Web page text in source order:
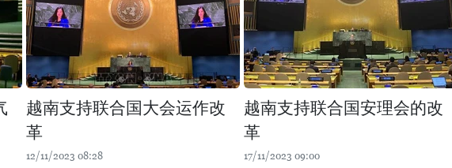
越南支持联合国大会运作改
革
12/11/2023 08:28
越南支持联合国安理会的改
革
17/11/2023 09:00